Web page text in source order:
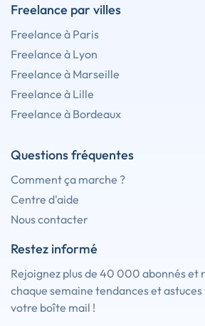
Freelance par villes
Freelance à Paris
Freelance à Lyon
Freelance à Marseille
Freelance à Lille
Freelance à Bordeaux
Questions fréquentes
Comment ça marche ?
Centre d'aide
Nous contacter
Restez informé
Rejoignez plus de 40 000 abonnés et
chaque semaine tendances et astuces
votre boîte mail !